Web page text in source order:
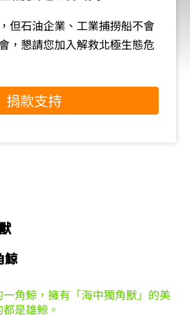
但石油企業、工業捕撈船不會
，懇請您加入解救北極生態危
捐款支持
鯨